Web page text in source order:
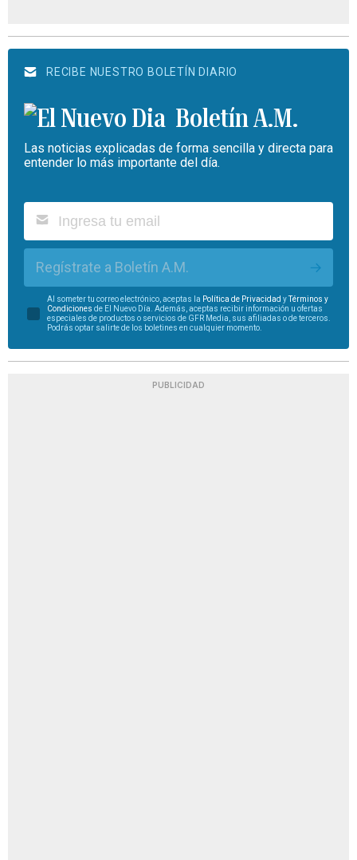
RECIBE NUESTRO BOLETÍN DIARIO
Boletín A.M.
Las noticias explicadas de forma sencilla y directa para
entender lo más importante del día.
Regístrate a Boletín A.M.
Al someter tu correo electrónico, aceptas la Política de Privacidad yTérminos y
Condiciones de El Nuevo Día. Además, aceptas recibir información u ofertas
especiales de productos o servicios de GFR Media, sus afiliadas o de terceros.
Podrás optar salirte de los boletines en cualquier momento.
PUBLICIDAD